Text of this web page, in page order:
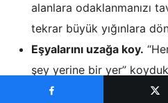
alanlara odaklanmanızı
tekrar büyük yığınlara
Eşyalarını uzağa koy.
şey yerine bir yer”
arkadaş kuralına